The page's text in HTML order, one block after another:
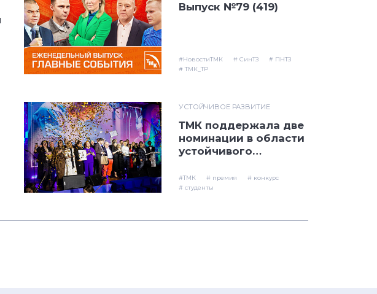
Выпуск №79 (419)
#НовостиТМК # СинТЗ
# ПНТЗ
# ТМК_ТР
УСТОЙЧИВОЕ РАЗВИТИЕ
ТМК поддержала две
номинации в области
устойчивого
национальной PR-
премии «Серебряный
#ТМК # премия
# конкурс
# студенты